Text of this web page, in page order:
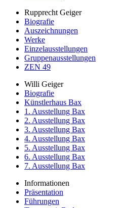
Rupprecht Geiger
Biografie
Auszeichnungen
Werke
Einzelausstellungen
Gruppenausstellungen
ZEN 49
Willi Geiger
Biografie
Künstlerhaus Bax
1. Ausstellung Bax
2. Ausstellung Bax
3. Ausstellung Bax
4. Ausstellung Bax
5. Ausstellung Bax
6. Ausstellung Bax
7. Ausstellung Bax
Informationen
Präsentation
Führungen